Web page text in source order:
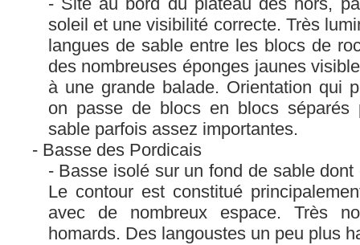
soleil et une visibilité correcte. Très
langues de sable entre les blocs de
des nombreuses éponges jaunes
à une grande balade. Orientation qui
on passe de blocs en blocs séparés
sable parfois assez importantes.
Basse des Pordicais
Basse isolé sur un fond de sable
Le contour est constitué
avec de nombreux espace. Très
homards. Des langoustes un peu plus